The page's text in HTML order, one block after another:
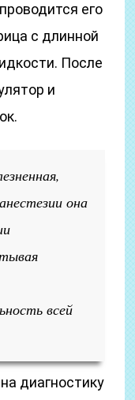
его
с длинной
После
и
она
всей
диагностику